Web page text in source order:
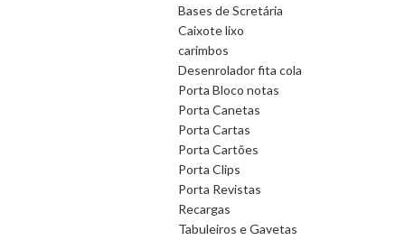
Bases de Scretária
Caixote lixo
carimbos
Desenrolador fita cola
Porta Bloco notas
Porta Canetas
Porta Cartas
Porta Cartões
Porta Clips
Porta Revistas
Recargas
Tabuleiros e Gavetas